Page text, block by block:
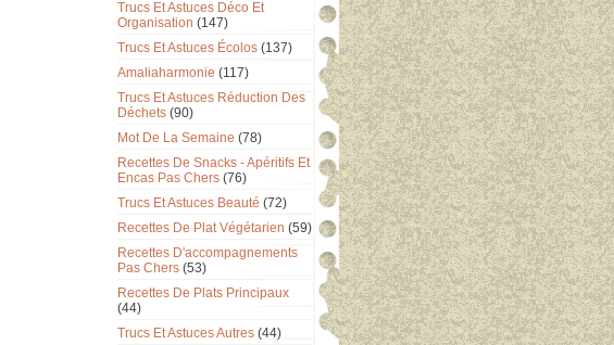
Trucs Et Astuces Déco Et
Organisation (147)
Trucs Et Astuces Écolos (137)
Amaliaharmonie (117)
Trucs Et Astuces Réduction Des
Déchets (90)
Mot De La Semaine (78)
Recettes De Snacks - Apéritifs Et
Encas Pas Chers (76)
Trucs Et Astuces Beauté (72)
Recettes De Plat Végétarien (59)
Recettes D'accompagnements
Pas Chers (53)
Recettes De Plats Principaux
(44)
Trucs Et Astuces Autres (44)